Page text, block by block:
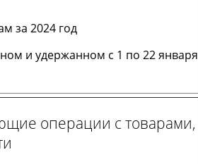
за 2024 год
и удержанном с 1 по 22 января
операции с товарами,